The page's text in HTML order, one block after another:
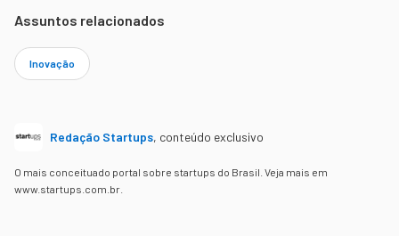
Assuntos relacionados
Inovação
Redação Startups, conteúdo exclusivo
O mais conceituado portal sobre startups do Brasil. Veja mais em
www.startups.com.br.